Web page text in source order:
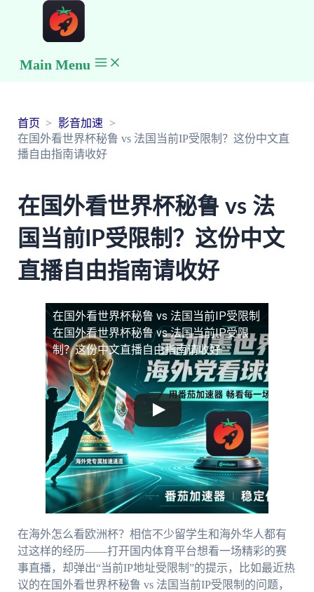
Main Menu
首页
影音加速
在国外看世界杯秘鲁 vs 法国当前IP受限制？这份中文直
播自由指南请收好
在国外看世界杯秘鲁 vs 法
国当前IP受限制？这份中文
直播自由指南请收好
在国外看世界杯秘鲁 vs 法国当前IP受限制
在国外看世界杯秘鲁 vs 法国当前IP受限
制？这份中文直播自由指南请收好
在海外怎么看欧洲杯？相信不少留学生和海外华人都有
过这样的经历——打开国内体育平台想看一场精彩的赛
事直播，却弹出“当前IP地址受限制”的提示，比如最近热
议的在国外看世界杯秘鲁 vs 法国当前IP受限制的问题，